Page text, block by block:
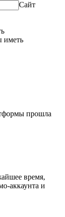
Сайт
иметь
прошла
время,
аккаунта и